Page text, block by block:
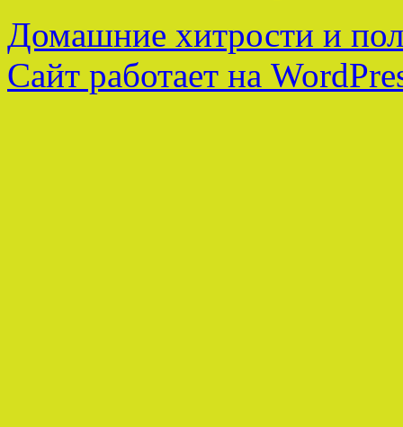
Домашние хитрости и
Сайт работает на